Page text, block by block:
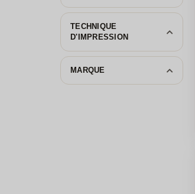
TECHNIQUE
D'IMPRESSION
MARQUE